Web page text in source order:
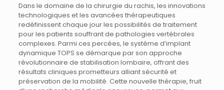
Dans le domaine de la chirurgie du rachis, les innovations
technologiques et les avancées thérapeutiques
redéfinissent chaque jour les possibilités de traitement
pour les patients souffrant de pathologies vertébrales
complexes. Parmi ces percées, le système d’implant
dynamique TOPS se démarque par son approche
révolutionnaire de stabilisation lombaire, offrant des
résultats cliniques prometteurs alliant sécurité et
préservation de la mobilité. Cette nouvelle thérapie, fruit